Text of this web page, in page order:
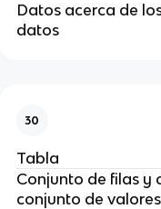
Datos acerca de
datos
30
Tabla
Conjunto de filas y
conjunto de